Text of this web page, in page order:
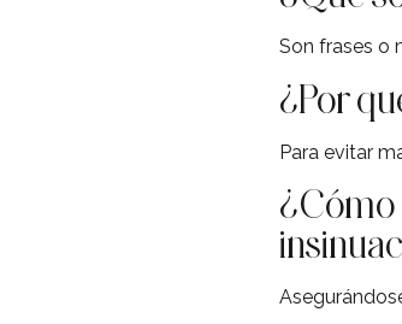
Son frases o
¿Por
Para evitar
¿Cómo